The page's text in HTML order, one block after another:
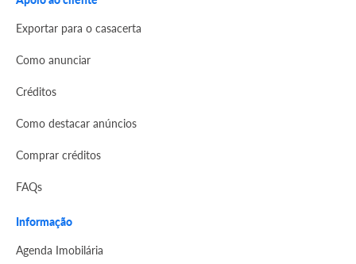
Exportar para o casacerta
Como anunciar
Créditos
Como destacar anúncios
Comprar créditos
FAQs
Informação
Agenda Imobilária